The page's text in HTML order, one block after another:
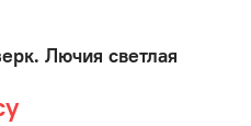
Лючия светлая